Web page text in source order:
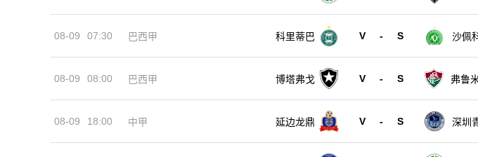
08-09 07:30 巴西甲 科里蒂巴 V - S 沙佩
08-09 08:00 巴西甲 博塔弗戈 V - S 弗鲁
08-09 18:00 中甲 延边龙鼎 V - S 深圳